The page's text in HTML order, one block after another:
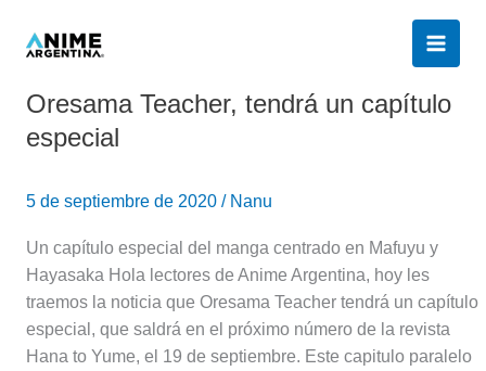
Oresama Teacher, tendrá un capítulo
especial
5 de septiembre de 2020 / Nanu
Un capítulo especial del manga centrado en Mafuyu y
Hayasaka Hola lectores de Anime Argentina, hoy les
traemos la noticia que Oresama Teacher tendrá un capítulo
especial, que saldrá en el próximo número de la revista
Hana to Yume, el 19 de septiembre. Este capitulo paralelo
Oresama
tendrá
capítulo